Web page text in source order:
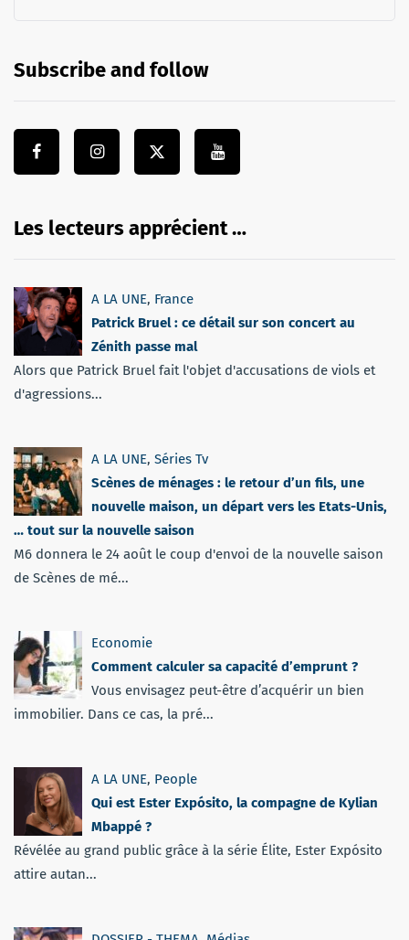
Subscribe and follow
Les lecteurs apprécient …
A LA UNE, France
Patrick Bruel : ce détail sur son concert au
Zénith passe mal
Alors que Patrick Bruel fait l'objet d'accusations de viols et
d'agressions...
A LA UNE, Séries Tv
Scènes de ménages : le retour d’un fils, une
nouvelle maison, un départ vers les Etats-Unis,
… tout sur la nouvelle saison
M6 donnera le 24 août le coup d'envoi de la nouvelle saison
de Scènes de mé...
Economie
Comment calculer sa capacité d’emprunt ?
Vous envisagez peut-être d’acquérir un bien
immobilier. Dans ce cas, la pré...
A LA UNE, People
Qui est Ester Expósito, la compagne de Kylian
Mbappé ?
Révélée au grand public grâce à la série Élite, Ester Expósito
attire autan...